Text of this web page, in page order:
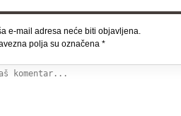
e-mail adresa neće biti objavljena.
polja su označena *